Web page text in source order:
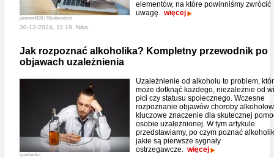
jannoon028 / Shutterstock
elementów, na które powinniśmy zwrócić
uwagę. więcej
30-12-2024, 11:19, Nika,
Jak rozpoznać alkoholika? Kompletny przewodnik po
objawach uzależnienia
lyashenko
Uzależnienie od alkoholu to problem,
może dotknąć każdego, niezależnie od
płci czy statusu społecznego. Wczesne
rozpoznanie objawów choroby
kluczowe znaczenie dla skutecznej
osobie uzależnionej. W tym artykule
przedstawiamy, po czym poznać
jakie są pierwsze sygnały
ostrzegawcze. więcej